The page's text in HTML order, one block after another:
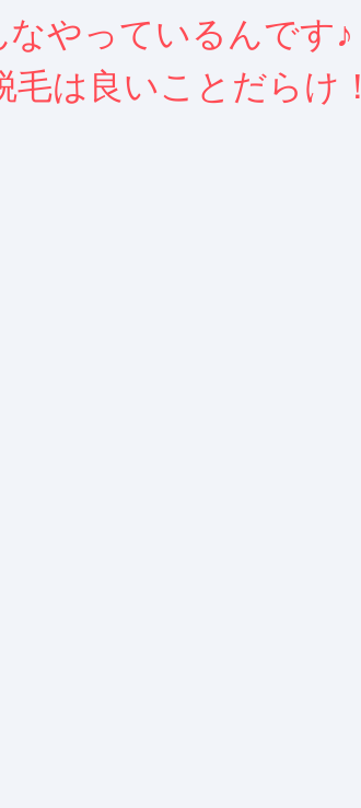
やっているんです♪
毛は良いことだらけ！